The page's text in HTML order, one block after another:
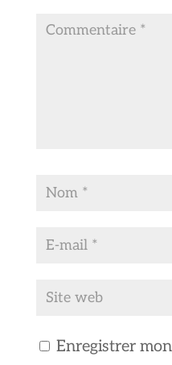
Enregistrer